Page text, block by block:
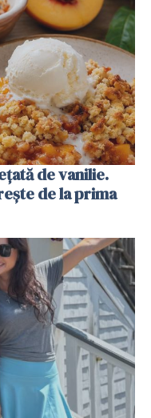
de vanilie.
de la prima